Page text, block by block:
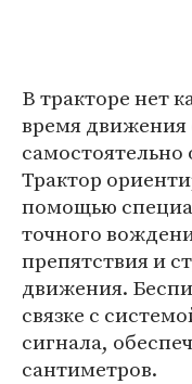
В тракторе нет
время
Трактор
помощью
точного
препятствия и
движения.
связке с
сигнала,
сантиметров.